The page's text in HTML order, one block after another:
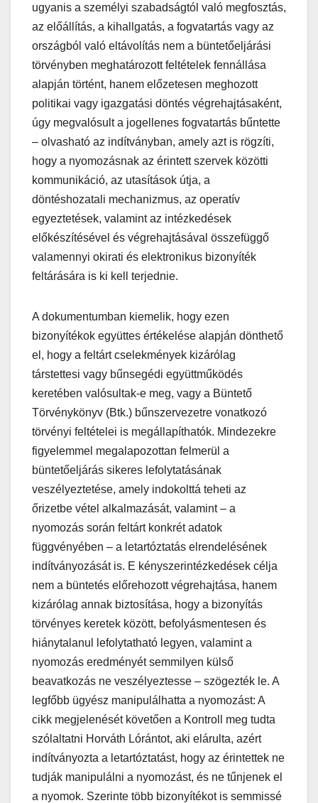
ugyanis a személyi szabadságtól való megfosztás,
az előállítás, a kihallgatás, a fogvatartás vagy az
országból való eltávolítás nem a büntetőeljárási
törvényben meghatározott feltételek fennállása
alapján történt, hanem előzetesen meghozott
politikai vagy igazgatási döntés végrehajtásaként,
úgy megvalósult a jogellenes fogvatartás bűntette
– olvasható az indítványban, amely azt is rögzíti,
hogy a nyomozásnak az érintett szervek közötti
kommunikáció, az utasítások útja, a
döntéshozatali mechanizmus, az operatív
egyeztetések, valamint az intézkedések
előkészítésével és végrehajtásával összefüggő
valamennyi okirati és elektronikus bizonyíték
feltárására is ki kell terjednie.
A dokumentumban kiemelik, hogy ezen
bizonyítékok együttes értékelése alapján dönthető
el, hogy a feltárt cselekmények kizárólag
társtettesi vagy bűnsegédi együttműködés
keretében valósultak-e meg, vagy a Büntető
Törvénykönyv (Btk.) bűnszervezetre vonatkozó
törvényi feltételei is megállapíthatók. Mindezekre
figyelemmel megalapozottan felmerül a
büntetőeljárás sikeres lefolytatásának
veszélyeztetése, amely indokolttá teheti az
őrizetbe vétel alkalmazását, valamint – a
nyomozás során feltárt konkrét adatok
függvényében – a letartóztatás elrendelésének
indítványozását is. E kényszerintézkedések célja
nem a büntetés előrehozott végrehajtása, hanem
kizárólag annak biztosítása, hogy a bizonyítás
törvényes keretek között, befolyásmentesen és
hiánytalanul lefolytatható legyen, valamint a
nyomozás eredményét semmilyen külső
beavatkozás ne veszélyeztesse – szögezték le. A
legfőbb ügyész manipulálhatta a nyomozást: A
cikk megjelenését követően a Kontroll meg tudta
szólaltatni Horváth Lórántot, aki elárulta, azért
indítványozta a letartóztatást, hogy az érintettek ne
tudják manipulálni a nyomozást, és ne tűnjenek el
a nyomok. Szerinte több bizonyítékot is semmissé